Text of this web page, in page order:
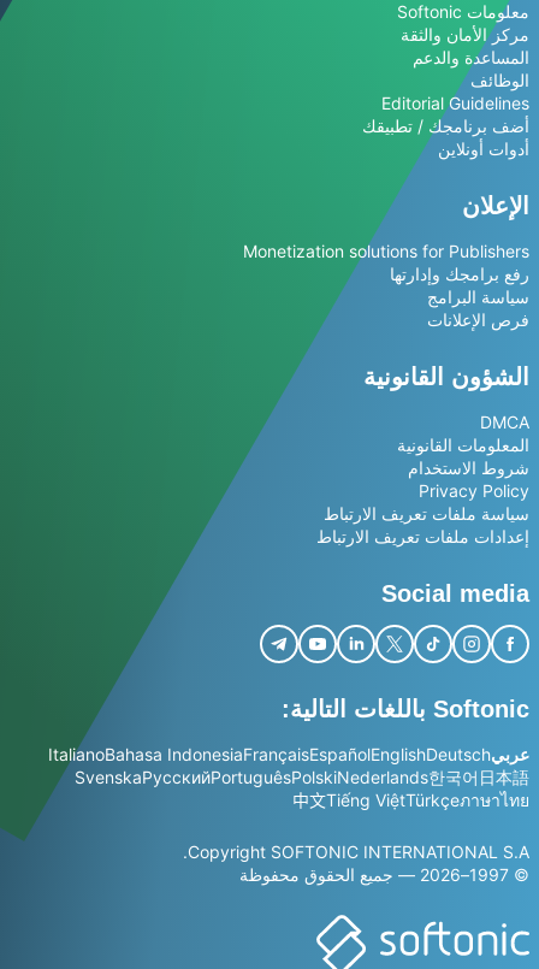
معلومات Softonic
مركز الأمان والثقة
المساعدة والدعم
الوظائف
Editorial Guidelines
أضف برنامجك / تطبيقك
أدوات أونلاين
الإعلان
Monetization solutions for Publishers
رفع برامجك وإدارتها
سياسة البرامج
فرص الإعلانات
الشؤون القانونية
DMCA
المعلومات القانونية
شروط الاستخدام
Privacy Policy
سياسة ملفات تعريف الارتباط
إعدادات ملفات تعريف الارتباط
Social media
Softonic باللغات التالية:
عربيDeutsch
English
Español
Français
Bahasa Indonesia
Italiano
日本語
한국어
Nederlands
Polski
Português
Русский
Svenska
ภาษาไทย
Türkçe
Tiếng Việt
中文
Copyright SOFTONIC INTERNATIONAL S.A.
© 1997–2026 — جميع الحقوق محفوظة